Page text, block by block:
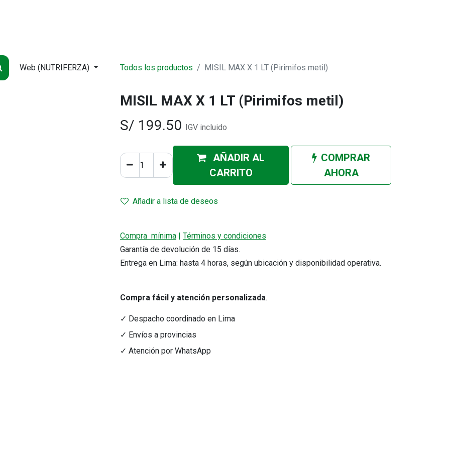
Web (NUTRIFERZA) Todos los productos MISIL MAX X 1 LT (Pirimifos metil)
MISIL MAX X 1 LT (Pirimifos metil)
S/ 199.50 IGV incluido
AÑADIR AL
CARRITO
COMPRAR
AHORA
Añadir a lista de deseos
Compra mínima | Términos y condiciones
Garantía de devolución de 15 días.
Entrega en Lima: hasta 4 horas, según ubicación y disponibilidad operativa.
Compra fácil y atención personalizada.
✓ Despacho coordinado en Lima
✓ Envíos a provincias
✓ Atención por WhatsApp